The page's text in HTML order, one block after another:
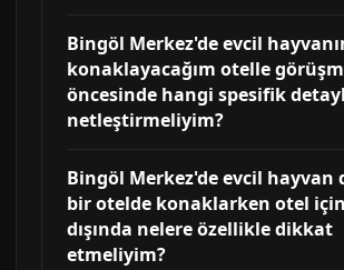
Bingöl Merkez'de evcil
konaklayacağım otelle
öncesinde hangi spesifik
netleştirmeliyim?
Bingöl Merkez'de evcil hayvan
bir otelde konaklarken otel
dışında nelere özellikle dikkat
etmeliyim?